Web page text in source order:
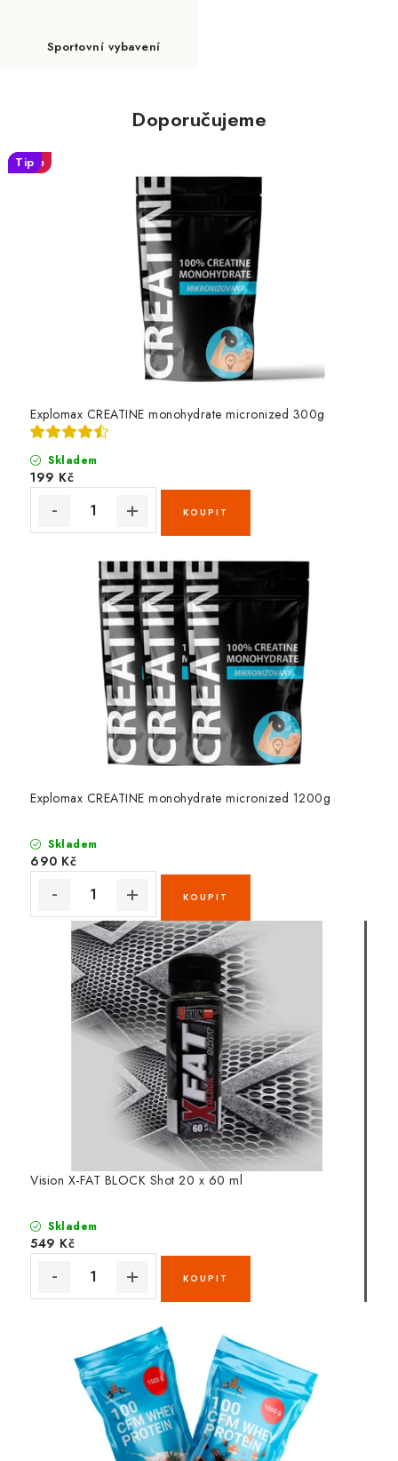
Sportovní vybavení
Doporučujeme
Tip
Explomax CREATINE monohydrate micronized 300g
Skladem
199 Kč
Akce
Explomax CREATINE monohydrate micronized 1200g
Skladem
690 Kč
Vision X-FAT BLOCK Shot 20 x 60 ml
Skladem
549 Kč
Tip